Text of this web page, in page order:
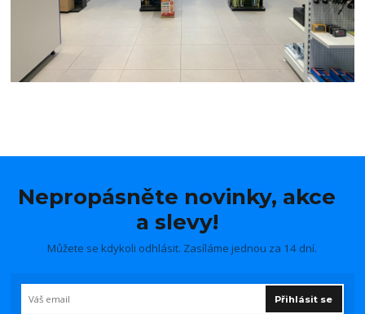
Nepropásněte novinky, akce
a slevy!
Můžete se kdykoli odhlásit. Zasíláme jednou za 14 dní.
Přihlásit se